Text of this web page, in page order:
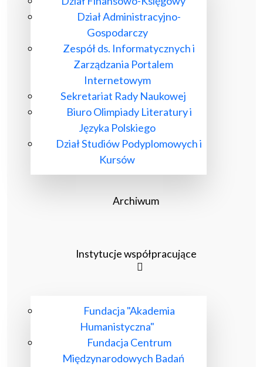
Dział Administracyjno-
Gospodarczy
Zespół ds. Informatycznych i
Zarządzania Portalem
Internetowym
Sekretariat Rady Naukowej
Biuro Olimpiady Literatury i
Języka Polskiego
Dział Studiów Podyplomowych i
Kursów
Archiwum
Instytucje współpracujące
Fundacja "Akademia
Humanistyczna"
Fundacja Centrum
Międzynarodowych Badań